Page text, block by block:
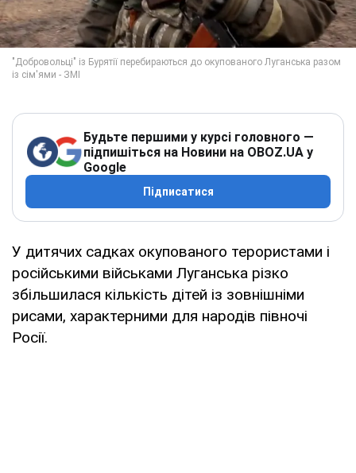
Будьте першими у курсі головного —
підпишіться на Новини на OBOZ.UA у
Google
Підписатися
У дитячих садках окупованого терористами і
російськими військами Луганська різко
збільшилася кількість дітей із зовнішніми
рисами, характерними для народів півночі
Росії.